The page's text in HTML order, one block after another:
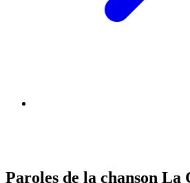
Paroles de la chanson La